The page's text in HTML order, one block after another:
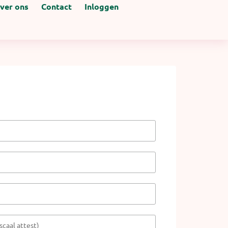
ons Contact Inloggen